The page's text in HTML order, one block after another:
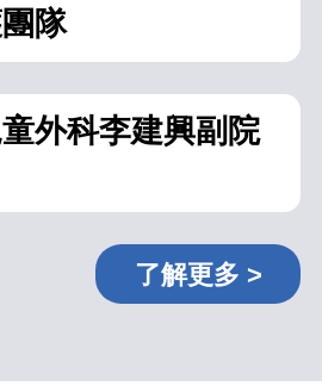
隊
外科李建興副院
了解更多 >